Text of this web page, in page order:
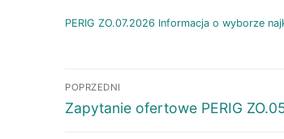
PERIG ZO.07.2026 Informacja o wyborze
Nawigacja
wpisu
POPRZEDNI
Poprzedni
Zapytanie ofertowe PERIG